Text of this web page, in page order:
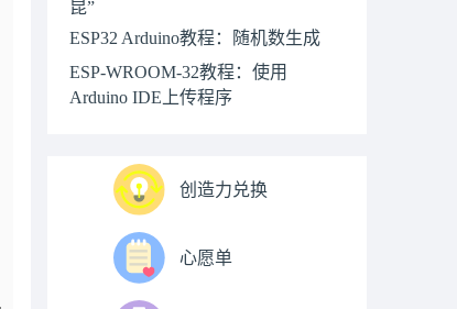
昆”
ESP32 Arduino教程：随机数生成
ESP-WROOM-32教程：使用
Arduino IDE上传程序
创造力兑换
心愿单